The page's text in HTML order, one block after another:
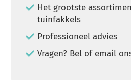
Het grootste
tuinfakkels
Professioneel advies
Vragen? Bel of email